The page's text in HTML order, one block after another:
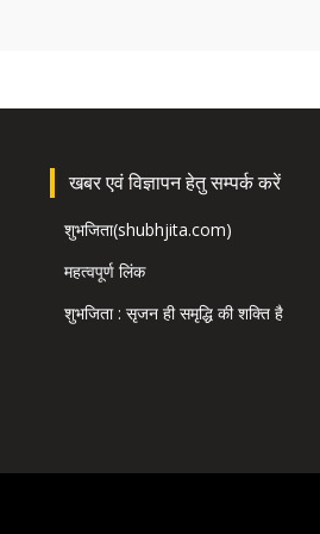
खबर एवं विज्ञापन हेतु सम्पर्क करें
शुभजिता(shubhjita.com)
महत्वपूर्ण लिंक
शुभजिता : सृजन ही समृद्धि की शक्ति है